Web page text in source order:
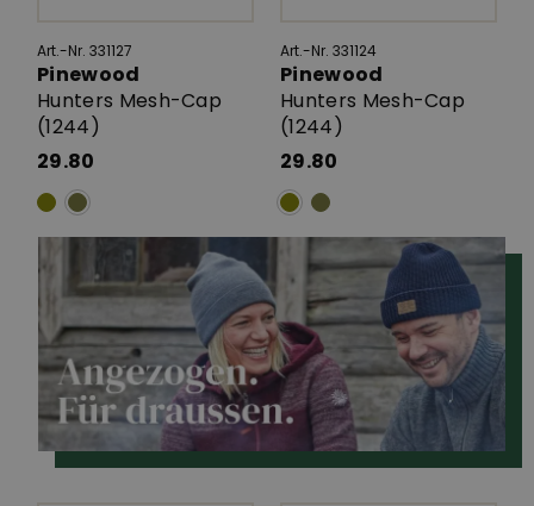
Art.-Nr. 331127
Pinewood
Hunters Mesh-Cap
(1244)
29.80
Art.-Nr. 331124
Pinewood
Hunters Mesh-Cap
(1244)
29.80